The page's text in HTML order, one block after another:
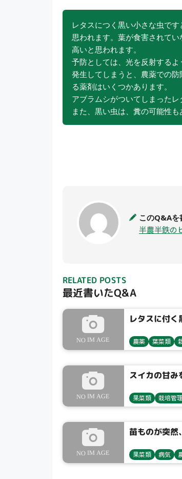
k
レタスにつく黒い小さな虫で
思われます。葉が食害されて
高いと思われます。
予防としては、光を反射するよ
発生してしまうと、農薬での
る薬剤はいくつかあります。
アブラムシがついてしまった
また、黒い虫は、糞の可能性
このQ&Aを
半農半鉄の
RELATED POSTS
最近書いたQ&A
レタスに付く
農薬 葉菜類
スイカの甘
果菜類 栽培管理
苗ものが突然
果菜類 病気